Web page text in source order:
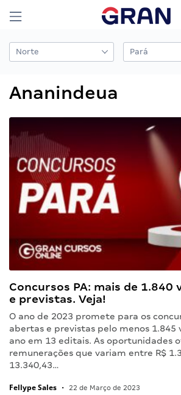
Ananindeua
Concursos PA: mais de 1.840
e previstas. Veja!
O ano de 2023 promete para os
abertas e previstas pelo menos 1.845
ano em 13 editais. As oportunidades
remunerações que variam entre R$
13.340,43…
Fellype Sales • 22 de Março de 2023